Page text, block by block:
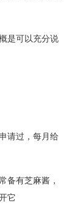
是可以充分说
请过，每月给
备有芝麻酱，
它